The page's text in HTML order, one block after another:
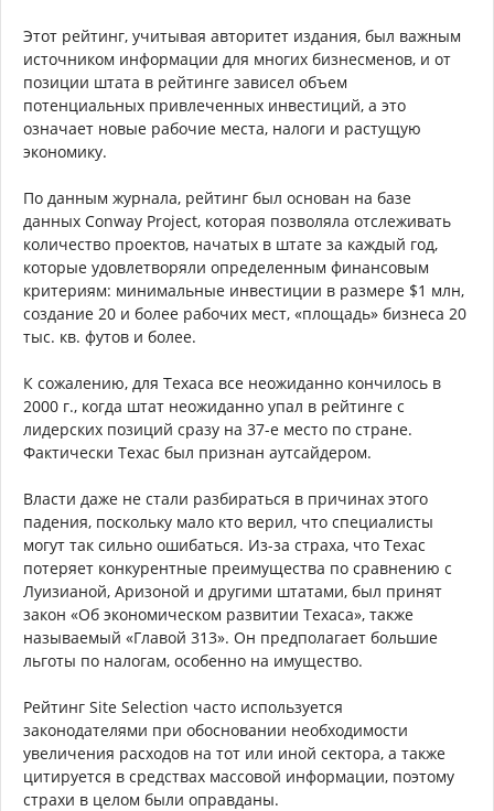
Этот рейтинг, учитывая авторитет издания, был важным
источником информации для многих бизнесменов, и от
позиции штата в рейтинге зависел объем
потенциальных привлеченных инвестиций, а это
означает новые рабочие места, налоги и растущую
экономику.
По данным журнала, рейтинг был основан на базе
данных Conway Project, которая позволяла отслеживать
количество проектов, начатых в штате за каждый год,
которые удовлетворяли определенным финансовым
критериям: минимальные инвестиции в размере $1 млн,
создание 20 и более рабочих мест, «площадь» бизнеса 20
тыс. кв. футов и более.
К сожалению, для Техаса все неожиданно кончилось в
2000 г., когда штат неожиданно упал в рейтинге с
лидерских позиций сразу на 37-е место по стране.
Фактически Техас был признан аутсайдером.
Власти даже не стали разбираться в причинах этого
падения, поскольку мало кто верил, что специалисты
могут так сильно ошибаться. Из-за страха, что Техас
потеряет конкурентные преимущества по сравнению с
Луизианой, Аризоной и другими штатами, был принят
закон «Об экономическом развитии Техаса», также
называемый «Главой 313». Он предполагает большие
льготы по налогам, особенно на имущество.
Рейтинг Site Selection часто используется
законодателями при обосновании необходимости
увеличения расходов на тот или иной сектора, а также
цитируется в средствах массовой информации, поэтому
страхи в целом были оправданы.